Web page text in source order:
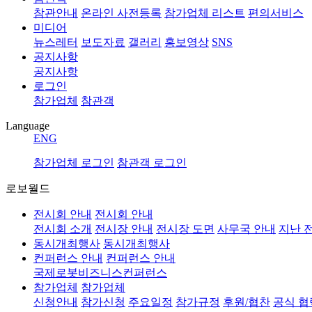
참관안내 온라인 사전등록 참가업체 리스트 편의서비스
미디어
뉴스레터 보도자료 갤러리 홍보영상 SNS
공지사항
공지사항
로그인
참가업체 참관객
Language
ENG
참가업체 로그인 참관객 로그인
로보월드
전시회 안내 전시회 안내
전시회 소개 전시장 안내 전시장 도면 사무국 안내 지난
동시개최행사 동시개최행사
컨퍼런스 안내 컨퍼런스 안내
국제로봇비즈니스컨퍼런스
참가업체 참가업체
신청안내 참가신청 주요일정 참가규정 후원/협찬 공식 협